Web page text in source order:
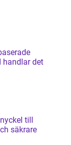
handlar det
till
säkrare